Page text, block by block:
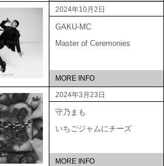
2024年10月2日
GAKU-MC
Master of Ceremonies
MORE INFO
2024年3月23日
守乃まも
いちごジャムにチーズ
MORE INFO